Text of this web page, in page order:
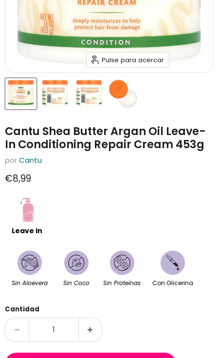
Pulse para acercar
Cantu Shea Butter Argan Oil Leave-
In Conditioning Repair Cream 453g
porCantu
Precio actual
€8,99
Leave In
Sin Aloevera Sin Coco Sin Proteínas Con Glicerina
Cantidad